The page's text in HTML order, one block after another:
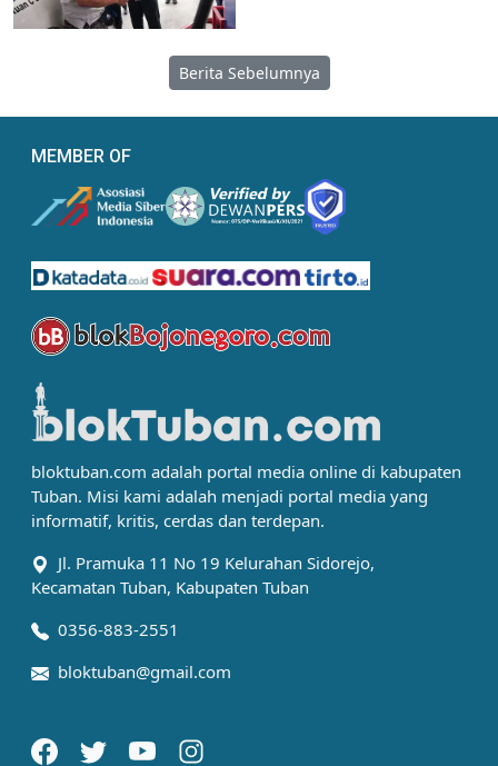
Berita Sebelumnya
MEMBER OF
bloktuban.com adalah portal media online di kabupaten
Tuban. Misi kami adalah menjadi portal media yang
informatif, kritis, cerdas dan terdepan.
Jl. Pramuka 11 No 19 Kelurahan Sidorejo,
Kecamatan Tuban, Kabupaten Tuban
0356-883-2551
bloktuban@gmail.com